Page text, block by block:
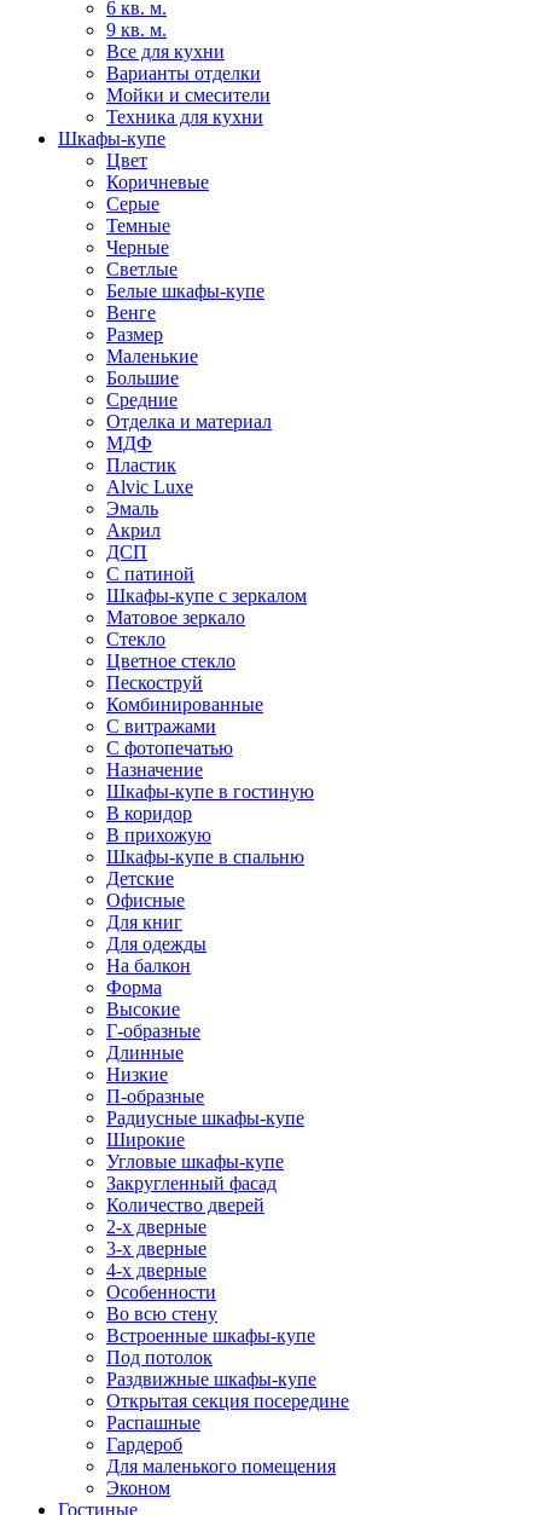
6 кв. м.
9 кв. м.
Все для кухни
Варианты отделки
Мойки и смесители
Техника для кухни
Шкафы-купе
Цвет
Коричневые
Серые
Темные
Черные
Светлые
Белые шкафы-купе
Венге
Размер
Маленькие
Большие
Средние
Отделка и материал
МДФ
Пластик
Alvic Luxe
Эмаль
Акрил
ДСП
С патиной
Шкафы-купе с зеркалом
Матовое зеркало
Стекло
Цветное стекло
Пескоструй
Комбинированные
С витражами
С фотопечатью
Назначение
Шкафы-купе в гостиную
В коридор
В прихожую
Шкафы-купе в спальню
Детские
Офисные
Для книг
Для одежды
На балкон
Форма
Высокие
Г-образные
Длинные
Низкие
П-образные
Радиусные шкафы-купе
Широкие
Угловые шкафы-купе
Закругленный фасад
Количество дверей
2-х дверные
3-х дверные
4-х дверные
Особенности
Во всю стену
Встроенные шкафы-купе
Под потолок
Раздвижные шкафы-купе
Открытая секция посередине
Распашные
Гардероб
Для маленького помещения
Эконом
Гостиные